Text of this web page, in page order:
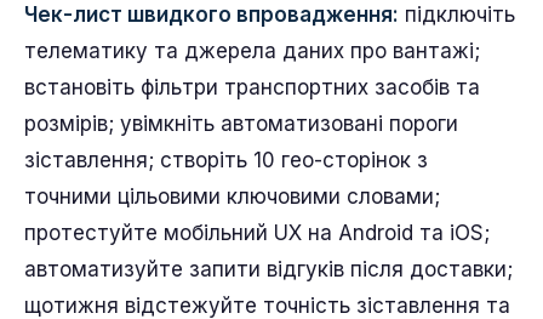
Чек-лист швидкого впровадження: підключіть
телематику та джерела даних про вантажі;
встановіть фільтри транспортних засобів та
розмірів; увімкніть автоматизовані пороги
зіставлення; створіть 10 гео-сторінок з
точними цільовими ключовими словами;
протестуйте мобільний UX на Android та iOS;
автоматизуйте запити відгуків після доставки;
щотижня відстежуйте точність зіставлення та